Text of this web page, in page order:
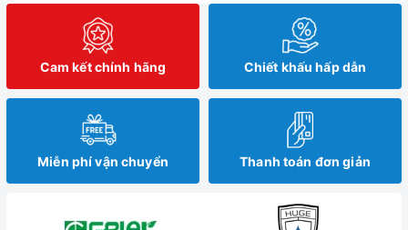
Cam kết chính hãng Chiết khấu hấp dẫn
Miễn phí vận chuyển Thanh toán đơn giản